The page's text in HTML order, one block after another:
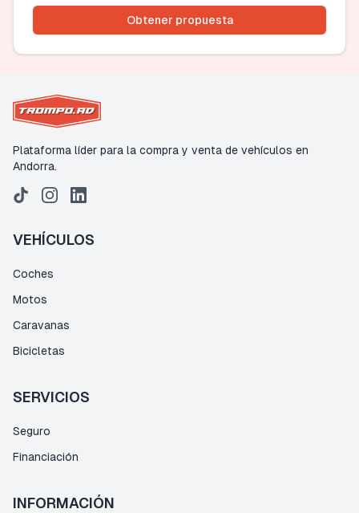
Obtener propuesta
Plataforma líder para la compra y venta de vehículos en
Andorra.
VEHÍCULOS
Coches
Motos
Caravanas
Bicicletas
SERVICIOS
Seguro
Financiación
INFORMACIÓN